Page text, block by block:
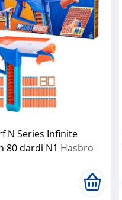
N Series Infinite
80 dardi N1 Hasbro